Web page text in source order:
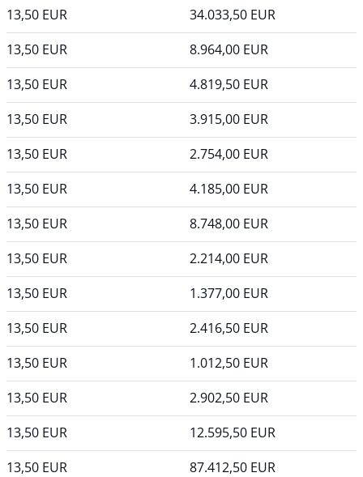
13,50 EUR 34.033,50 EUR
13,50 EUR 8.964,00 EUR
13,50 EUR 4.819,50 EUR
13,50 EUR 3.915,00 EUR
13,50 EUR 2.754,00 EUR
13,50 EUR 4.185,00 EUR
13,50 EUR 8.748,00 EUR
13,50 EUR 2.214,00 EUR
13,50 EUR 1.377,00 EUR
13,50 EUR 2.416,50 EUR
13,50 EUR 1.012,50 EUR
13,50 EUR 2.902,50 EUR
13,50 EUR 12.595,50 EUR
13,50 EUR 87.412,50 EUR